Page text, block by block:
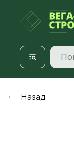
Назад